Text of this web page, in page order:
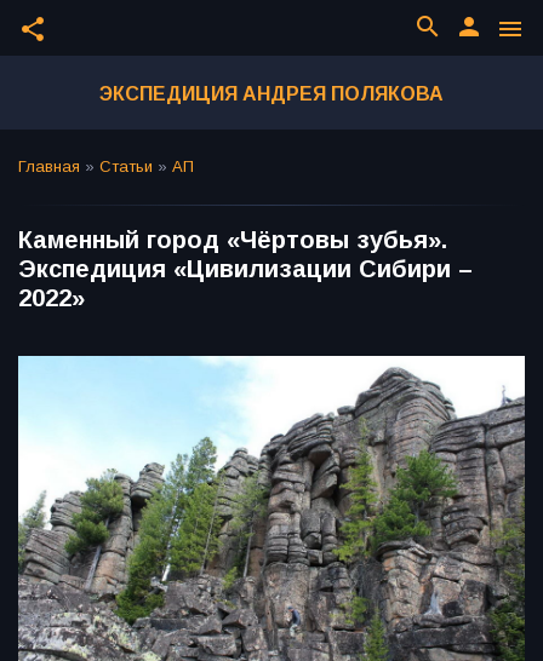
share menu
person
search
ЭКСПЕДИЦИЯ АНДРЕЯ ПОЛЯКОВА
Главная » Статьи » АП
Каменный город «Чёртовы зубья».
Экспедиция «Цивилизации Сибири –
2022»